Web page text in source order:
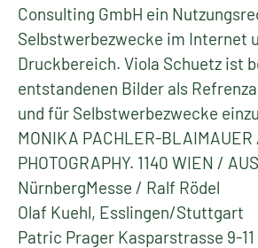
Consulting GmbH ein
Selbstwerbezwecke im Internet
Druckbereich. Viola Schuetz ist
entstandenen Bilder als
und für Selbstwerbezwecke
MONIKA PACHLER-
PHOTOGRAPHY. 1140 WIEN /
NürnbergMesse / Ralf Rödel
Olaf Kuehl, Esslingen/Stuttgart
Patric Prager Kasparstrasse 9-